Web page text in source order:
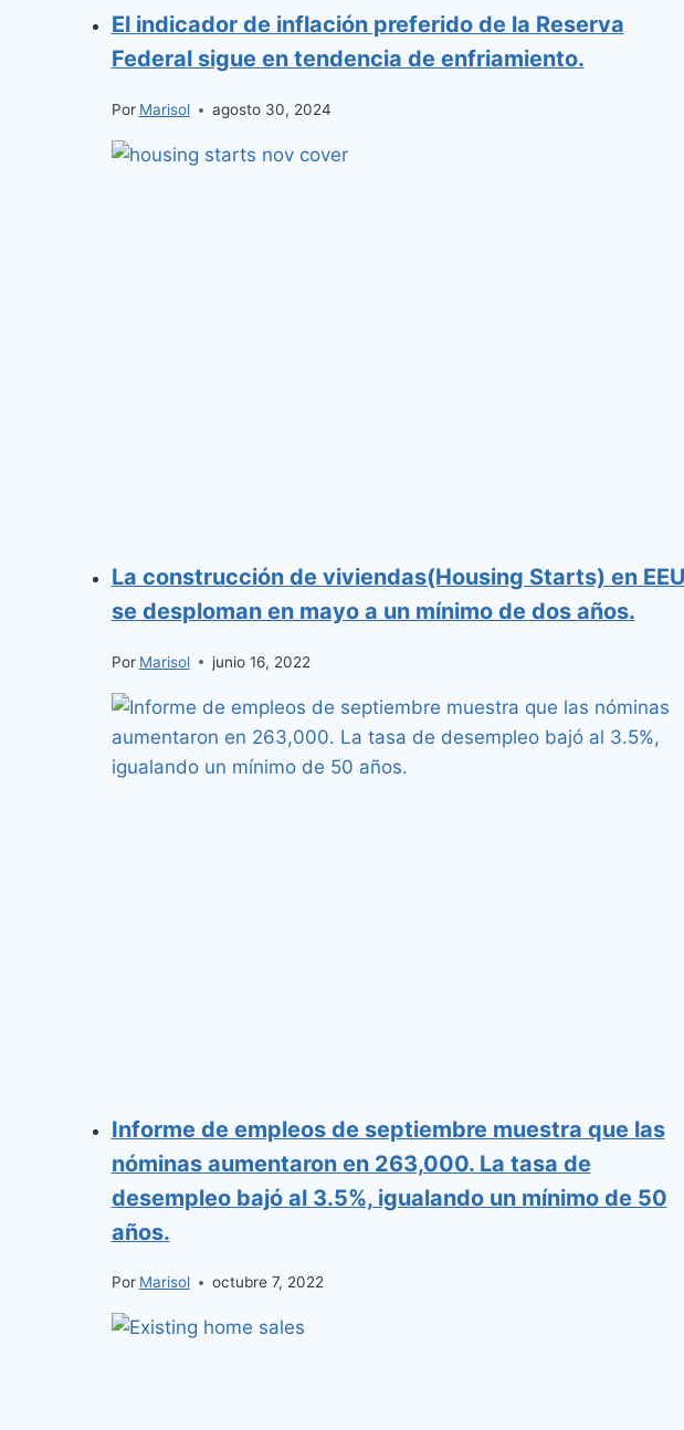
El indicador de inflación preferido de la Reserva
Federal sigue en tendencia de enfriamiento.
Por Marisol agosto 30, 2024
La construcción de viviendas(Housing Starts) en
se desploman en mayo a un mínimo de dos años.
Por Marisol junio 16, 2022
Informe de empleos de septiembre muestra que las
nóminas aumentaron en 263,000. La tasa de
desempleo bajó al 3.5%, igualando un mínimo de 50
años.
Por Marisol octubre 7, 2022